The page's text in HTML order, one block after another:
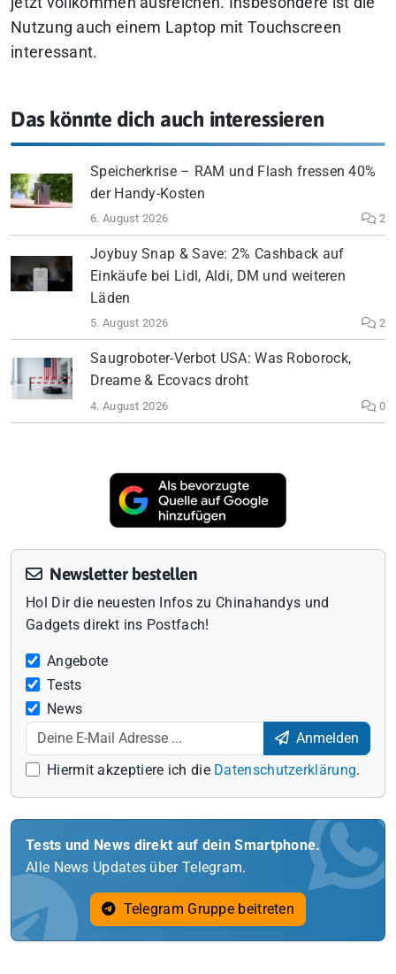
Nutzung auch einem Laptop mit Touchscreen
interessant.
Das könnte dich auch interessieren
Speicherkrise – RAM und Flash fressen 40%
der Handy-Kosten
6. August 2026 2
Joybuy Snap & Save: 2% Cashback auf
Einkäufe bei Lidl, Aldi, DM und weiteren
Läden
5. August 2026 2
Saugroboter-Verbot USA: Was Roborock,
Dreame & Ecovacs droht
4. August 2026 0
Newsletter bestellen
Hol Dir die neuesten Infos zu Chinahandys und
Gadgets direkt ins Postfach!
Angebote
Tests
News
Anmelden
Hiermit akzeptiere ich die Datenschutzerklärung.
Tests und News direkt auf dein Smartphone.
Alle News Updates über Telegram.
Telegram Gruppe beitreten